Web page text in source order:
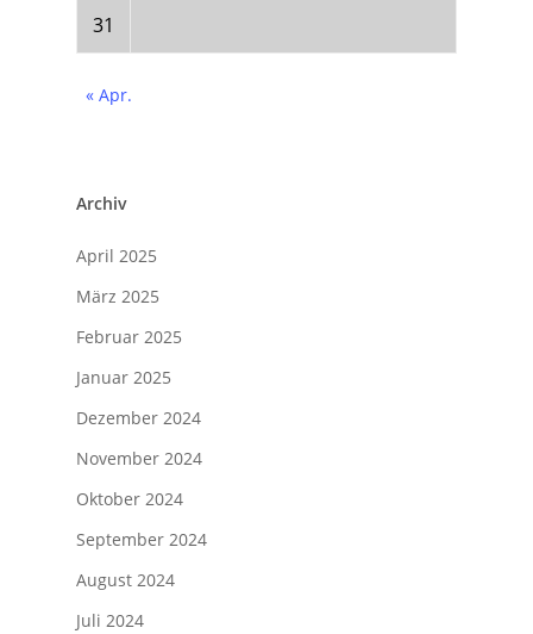
31
« Apr.
Archiv
April 2025
März 2025
Februar 2025
Januar 2025
Dezember 2024
November 2024
Oktober 2024
September 2024
August 2024
Juli 2024